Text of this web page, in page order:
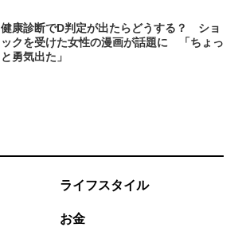
健康診断でD判定が出たらどうする？ ショ
ックを受けた女性の漫画が話題に 「ちょっ
と勇気出た」
ライフスタイル
お金